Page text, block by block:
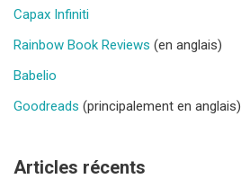
Capax Infiniti
Rainbow Book Reviews (en anglais)
Babelio
Goodreads (principalement en anglais)
Articles récents